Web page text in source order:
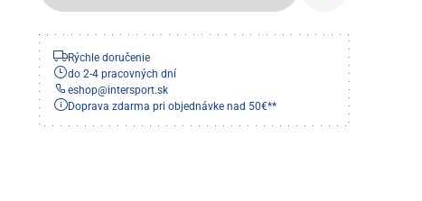
Rýchle doručenie
do 2-4 pracovných dní
eshop@intersport.sk
Doprava zdarma pri objednávke nad 50€**